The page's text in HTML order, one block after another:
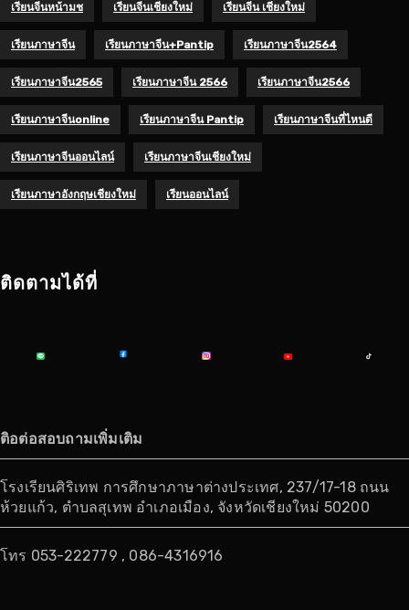
เรียนจีนหน้ามช เรียนจีนเชียงใหม่ เรียนจีน เชียงใหม่
เรียนภาษาจีน เรียนภาษาจีน+pantip เรียนภาษาจีน2564
เรียนภาษาจีน2565 เรียนภาษาจีน 2566 เรียนภาษาจีน2566
เรียนภาษาจีนonline เรียนภาษาจีน Pantip เรียนภาษาจีนที่ไหนดี
เรียนภาษาจีนออนไลน์ เรียนภาษาจีนเชียงใหม่
เรียนภาษาอังกฤษเชียงใหม่ เรียนออนไลน์
ติดตามได้ที่
ติอต่อสอบถามเพิ่มเติม
โรงเรียนศิริเทพ การศึกษาภาษาต่างประเทศ, 237/17-18 ถนน
ห้วยแก้ว, ตำบลสุเทพ อำเภอเมือง, จังหวัดเชียงใหม่ 50200
โทร 053-222779 , 086-4316916